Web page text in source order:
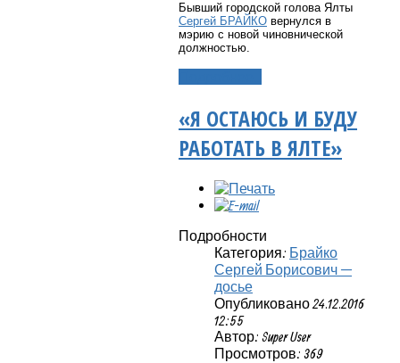
Бывший городской голова Ялты
Сергей БРАЙКО вернулся в
мэрию с новой чиновнической
должностью.
«Я ОСТАЮСЬ И БУДУ
РАБОТАТЬ В ЯЛТЕ»
Подробности
Категория: Брайко
Сергей Борисович —
досье
Опубликовано 24.12.2016
12:55
Автор: Super User
Просмотров: 369